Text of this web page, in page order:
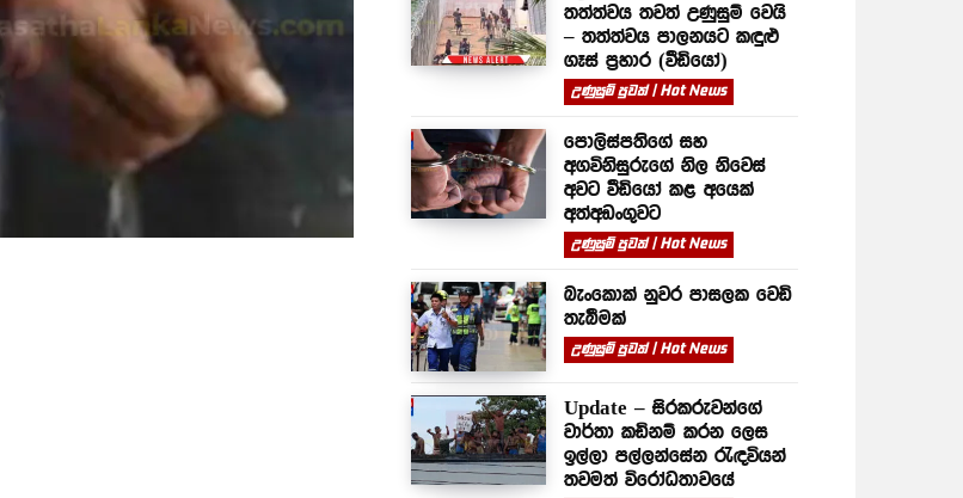
තත්ත්වය තවත් උණුසුම් වෙයි
– තත්ත්වය පාලනයට කඳුළු
ගෑස් ප්‍රහාර (වීඩියෝ)
උණුසුම් පුවත් | Hot News
පොලිස්පතිගේ සහ
අගවිනිසුරුගේ නිල නිවෙස්
අවට වීඩියෝ කළ අයෙක්
අත්අඩංගුවට
උණුසුම් පුවත් | Hot News
බැංකොක් නුවර පාසලක වෙඩි
තැබීමක්
උණුසුම් පුවත් | Hot News
Update – සිරකරුවන්⁣ගේ
වාර්තා කඩිනම් කරන ලෙස
ඉල්ලා පල්ලන්සේන රැඳවියන්
තවමත් විරෝධතාවයේ